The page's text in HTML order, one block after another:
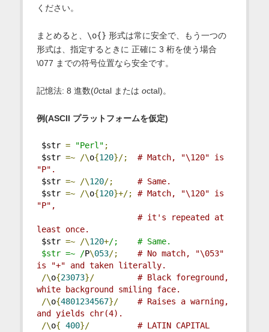
ください。
まとめると、 \o{} 形式は常に安全で、もう一つの
形式は、指定するときに 正確に 3 桁を使う場合
\077 までの符号位置なら安全です。
記憶法: 8 進数(0ctal または octal)。
例(ASCII プラットフォームを仮定)
$str = "Perl" ;
$str =~ /\o{120}/;
# Match, "\120" is
"P".
$str =~ /\120/;
# Same.
$str =~ /\o{120}+/;
# Match, "\120" is
"P",
# it's repeated at
least once.
$str =~ /\120+/;    # Same.
$str =~ /P\053/;
# No match, "\053"
is "+" and taken literally.
/\o{23073}/
# Black foreground,
white background smiling face.
/\o{4801234567}/
# Raises a warning,
and yields chr(4).
/\o{ 400}/
# LATIN CAPITAL